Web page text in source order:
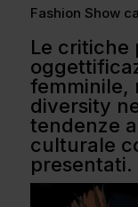
Fashion Show
Le critiche
femminile,
diversity
tendenze
culturale
presentati.